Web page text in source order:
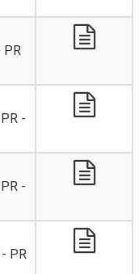
PR
-
-
PR